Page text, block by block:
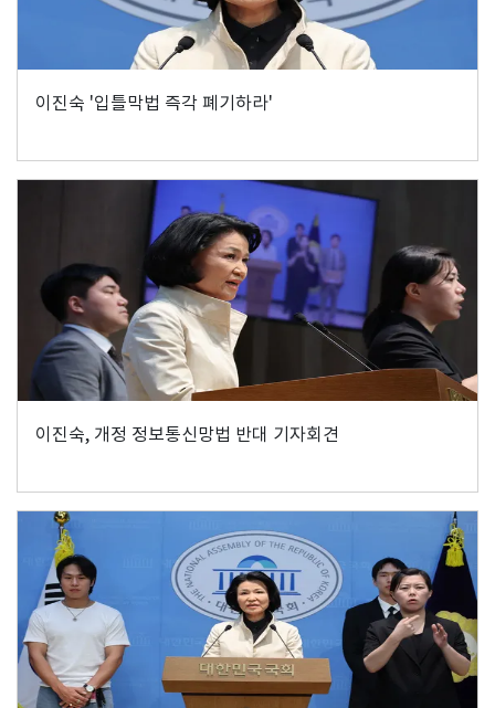
이진숙 '입틀막법 즉각 폐기하라'
이진숙, 개정 정보통신망법 반대 기자회견